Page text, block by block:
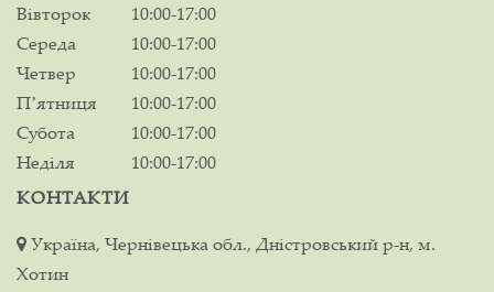
Вівторок
10:00-17:00
Середа
10:00-17:00
Четвер
10:00-17:00
Пʼятниця
10:00-17:00
Субота
10:00-17:00
Неділя
10:00-17:00
КОНТАКТИ
Україна, Чернівецька обл., Дністровський р-н, м.
Хотин